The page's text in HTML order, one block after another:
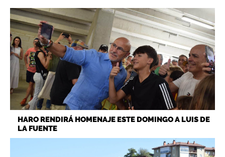
HARO RENDIRÁ HOMENAJE ESTE DOMINGO A LUIS DE
LA FUENTE